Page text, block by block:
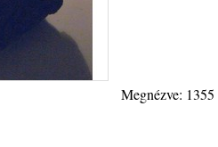
Megnézve: